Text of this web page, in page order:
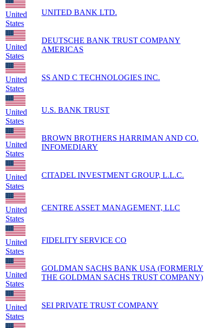
United
States
UNITED BANK LTD.
United
States
DEUTSCHE BANK TRUST COMPANY
AMERICAS
United
States
SS AND C TECHNOLOGIES INC.
United
States
U.S. BANK TRUST
United
States
BROWN BROTHERS HARRIMAN AND CO.
INFOMEDIARY
United
States
CITADEL INVESTMENT GROUP, L.L.C.
United
States
CENTRE ASSET MANAGEMENT, LLC
United
States
FIDELITY SERVICE CO
United
States
GOLDMAN SACHS BANK USA (FORMERLY
THE GOLDMAN SACHS TRUST COMPANY)
United
States
SEI PRIVATE TRUST COMPANY